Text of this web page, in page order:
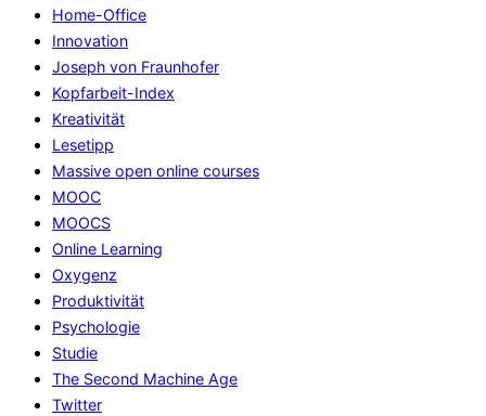
Home-Office
Innovation
Joseph von Fraunhofer
Kopfarbeit-Index
Kreativität
Lesetipp
Massive open online courses
MOOC
MOOCS
Online Learning
Oxygenz
Produktivität
Psychologie
Studie
The Second Machine Age
Twitter